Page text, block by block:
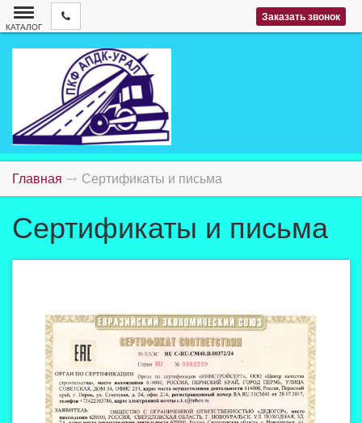
Заказать звонок
КАТАЛОГ
Главная Сертификаты и письма
Сертификаты и письма